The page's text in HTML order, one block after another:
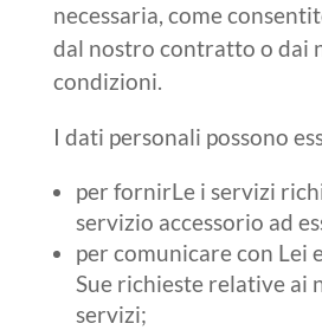
necessaria, come
dal nostro contratto o dai
condizioni.
I dati personali possono
per fornirLe i servizi
servizio accessorio ad
per comunicare con Lei
Sue richieste relative ai
servizi;